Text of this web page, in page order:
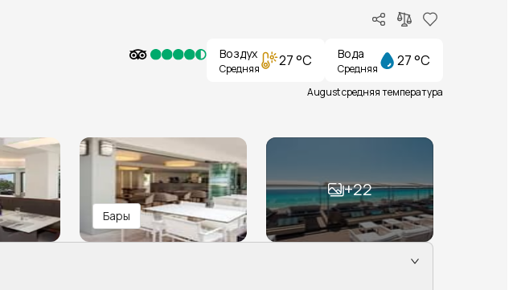
Воздух
Средняя 27 °C Вода
Средняя 27 °C
August средняя температура
Бары
+22